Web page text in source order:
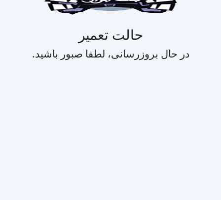
حالت تعمیر
در حال بروزرسانی، لطفا صبور باشید.